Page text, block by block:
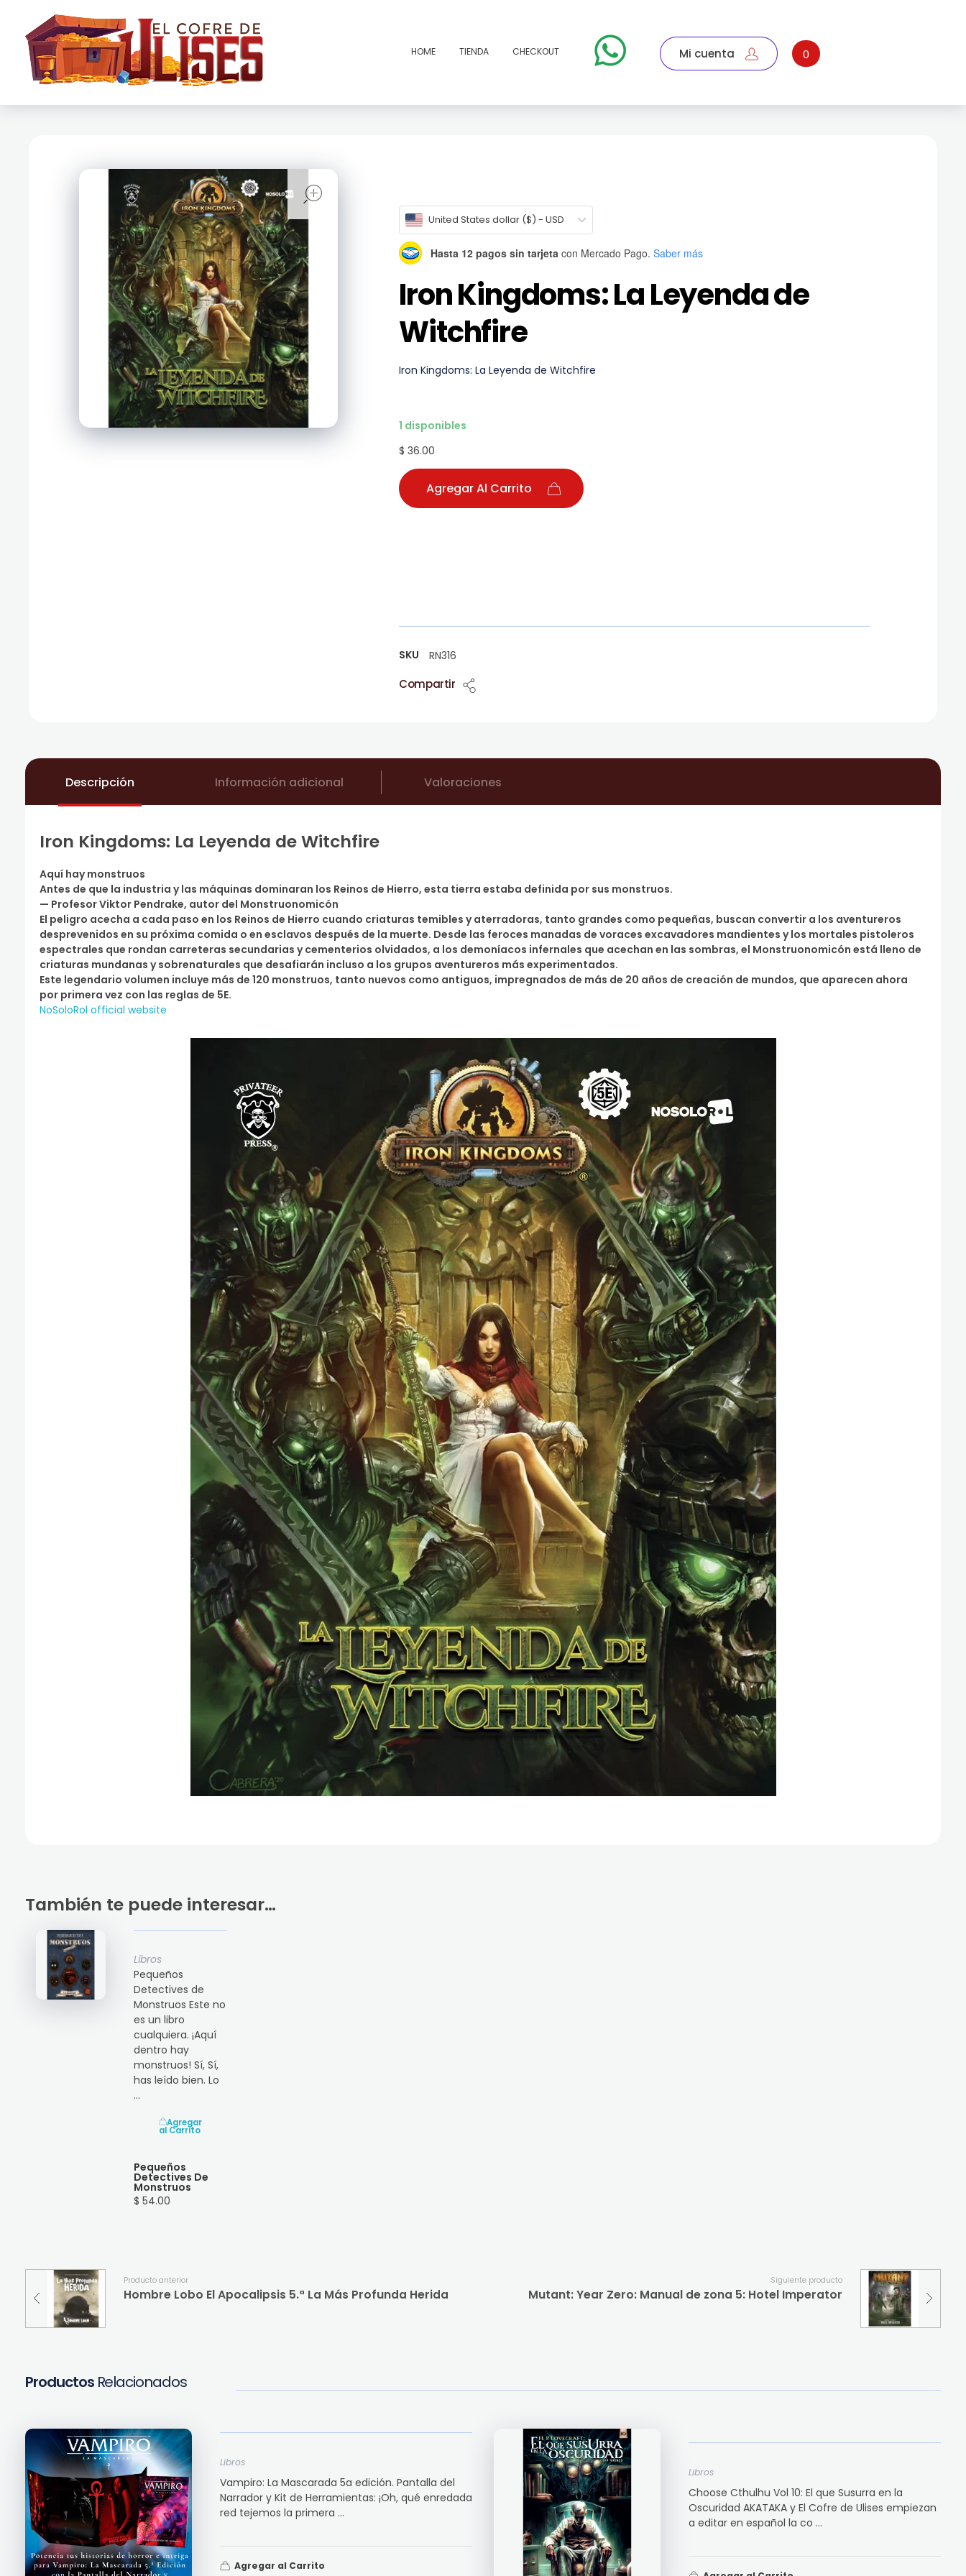
HOME TIENDA CHECKOUT Mi cuenta 0
Iron Kingdoms: La Leyenda de
Witchfire
$ 36.00
United States dollar ($) - USD
Iron Kingdoms: La Leyenda de Witchfire
1 disponibles
Hasta 12 pagos sin tarjeta con Mercado Pago. Saber más
Agregar Al Carrito
Compartir
SKU RN316
Descripción Información adicional Valoraciones
Iron Kingdoms: La Leyenda de Witchfire
Aquí hay monstruos
Antes de que la industria y las máquinas dominaran los Reinos de Hierro, esta tierra estaba definida por sus monstruos.
— Profesor Viktor Pendrake, autor del Monstruonomicón
El peligro acecha a cada paso en los Reinos de Hierro cuando criaturas temibles y aterradoras, tanto grandes como pequeñas, buscan convertir a los aventureros
desprevenidos en su próxima comida o en esclavos después de la muerte. Desde las feroces manadas de voraces excavadores mandientes y los mortales pistoleros
espectrales que rondan carreteras secundarias y cementerios olvidados, a los demoníacos infernales que acechan en las sombras, el Monstruonomicón está lleno de
criaturas mundanas y sobrenaturales que desafiarán incluso a los grupos aventureros más experimentados.
Este legendario volumen incluye más de 120 monstruos, tanto nuevos como antiguos, impregnados de más de 20 años de creación de mundos, que aparecen ahora
por primera vez con las reglas de 5E.
NoSoloRol official website
También te puede interesar…
Pequeños
Detectives De
Monstruos
$ 54.00
Libros
Pequeños
Detectives de
Monstruos Este no
es un libro
cualquiera. ¡Aquí
dentro hay
monstruos! Sí, Sí,
has leído bien. Lo
...
Agregar
al Carrito
Producto anterior
Hombre Lobo El Apocalipsis 5.ª La Más Profunda Herida
Siguiente producto
Mutant: Year Zero: Manual de zona 5: Hotel Imperator
ProductosRelacionados
Libros
Vampiro: La Mascarada 5a edición. Pantalla del
Narrador y Kit de Herramientas: ¡Oh, qué enredada
red tejemos la primera ...
Agregar al Carrito
Libros
Choose Cthulhu Vol 10: El que Susurra en la
Oscuridad AKATAKA y El Cofre de Ulises empiezan
a editar en español la co ...